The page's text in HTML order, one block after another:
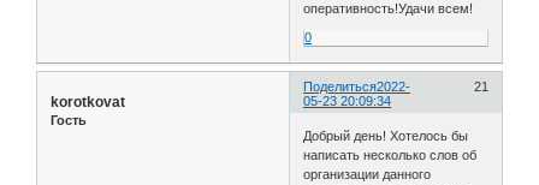
оперативность!Удачи всем!
0
Поделиться 21
2022-
05-23 20:09:34
korotkovat
Гость
Добрый день! Хотелось бы
написать несколько слов об
организации данного